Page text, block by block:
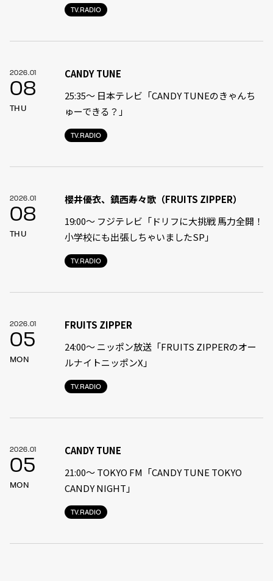
TV.RADIO
2026.01
08
THU
TV.RADIO
CANDY TUNE
25:35〜 日本テレビ「CANDY TUNEのきゃんち
ゅーできる？」
2026.01
08
THU
TV.RADIO
櫻井優衣、鎮西寿々歌（FRUITS ZIPPER）
19:00〜 フジテレビ「ドリフに大挑戦 馬力全開！
小学校にも出張しちゃいましたSP」
2026.01
05
MON
TV.RADIO
FRUITS ZIPPER
24:00〜 ニッポン放送「FRUITS ZIPPERのオー
ルナイトニッポンX」
2026.01
05
MON
TV.RADIO
CANDY TUNE
21:00〜 TOKYO FM「CANDY TUNE TOKYO
CANDY NIGHT」